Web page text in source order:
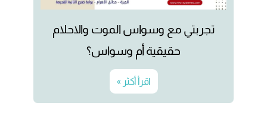
تجربتي مع وسواس الموت والاحلام
حقيقية أم وسواس؟
اقرأ أكثر »